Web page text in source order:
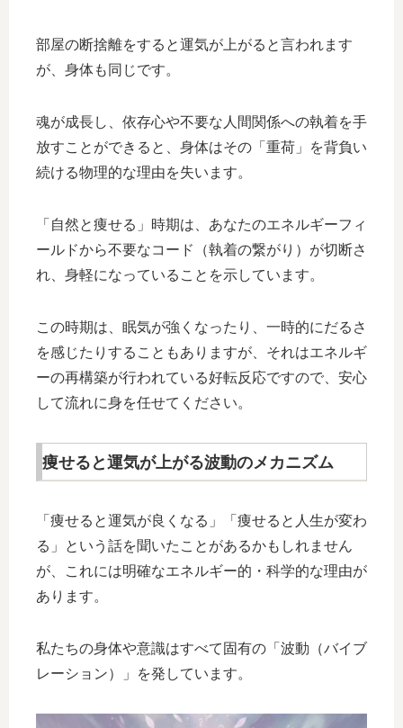
部屋の断捨離をすると運気が上がると言われます
が、身体も同じです。
魂が成長し、依存心や不要な人間関係への執着を手
放すことができると、身体はその「重荷」を背負い
続ける物理的な理由を失います。
「自然と痩せる」時期は、あなたのエネルギーフィ
ールドから不要なコード（執着の繋がり）が切断さ
れ、身軽になっていることを示しています。
この時期は、眠気が強くなったり、一時的にだるさ
を感じたりすることもありますが、それはエネルギ
ーの再構築が行われている好転反応ですので、安心
して流れに身を任せてください。
痩せると運気が上がる波動のメカニズム
「痩せると運気が良くなる」「痩せると人生が変わ
る」という話を聞いたことがあるかもしれません
が、これには明確なエネルギー的・科学的な理由が
あります。
私たちの身体や意識はすべて固有の「波動（バイブ
レーション）」を発しています。